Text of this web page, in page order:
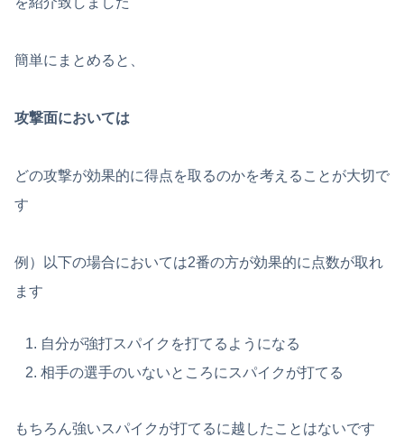
簡単にまとめると、
攻撃面においては
どの攻撃が効果的に得点を取るのかを考えることが大切で
す
例）以下の場合においては2番の方が効果的に点数が取れ
ます
自分が強打スパイクを打てるようになる
相手の選手のいないところにスパイクが打てる
もちろん強いスパイクが打てるに越したことはないです